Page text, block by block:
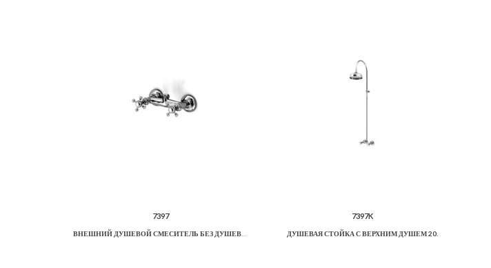
7397
ВНЕШНИЙ ДУШЕВОЙ СМЕСИТЕЛЬ БЕЗ ДУШЕВОГО КОМПЛЕКТА.
7397K
ДУШЕВАЯ СТОЙКА С ВЕРХНИМ ДУШЕМ 20.